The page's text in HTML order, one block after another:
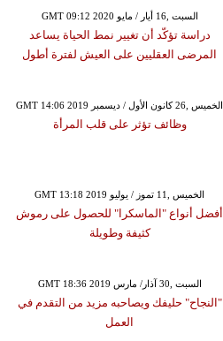
GMT 09:12 2020 السبت ,16 أيار / مايو
دراسة تؤكّد أن تغيير نمط الحياة يساعد
المرضى العقليين على العيش لفترة أطول
GMT 14:06 2019 الخميس ,26 كانون الأول / ديسمبر
وظائف تؤثر على قلب المرأة
GMT 13:18 2019 الخميس ,11 تموز / يوليو
أفضل أنواع "الماسكرا" للحصول على رموش
كثيفة وطويلة
GMT 18:36 2019 السبت ,30 آذار/ مارس
"النجاح" حليفك ويصاحبه مزيد من التقدم في
العمل